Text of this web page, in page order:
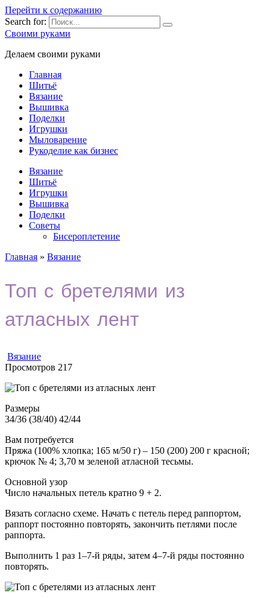
Перейти к содержанию
Search for:
Своими руками
Делаем своими руками
Главная
Шитьё
Вязание
Вышивка
Поделки
Игрушки
Мыловарение
Рукоделие как бизнес
Вязание
Шитьё
Игрушки
Вышивка
Поделки
Советы
Бисероплетение
Главная » Вязание
Топ с бретелями из
атласных лент
Вязание
Просмотров 217
Размеры
34/36 (38/40) 42/44
Вам потребуется
Пряжа (100% хлопка; 165 м/50 г) – 150 (200) 200 г красной;
крючок № 4; 3,70 м зеленой атласной тесьмы.
Основной узор
Число начальных петель кратно 9 + 2.
Вязать согласно схеме. Начать с петель перед раппортом,
раппорт постоянно повторять, закончить петлями после
раппорта.
Выполнить 1 раз 1–7-й ряды, затем 4–7-й ряды постоянно
повторять.